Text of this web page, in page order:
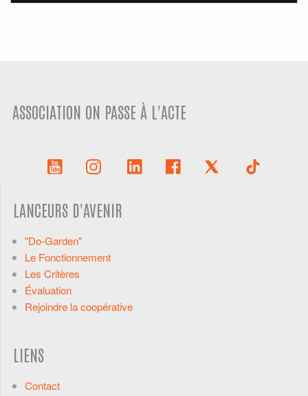
ASSOCIATION ON PASSE À L'ACTE
LANCEURS D'AVENIR
"Do-Garden"
Le Fonctionnement
Les Critères
Évaluation
Rejoindre la coopérative
LIENS
Contact